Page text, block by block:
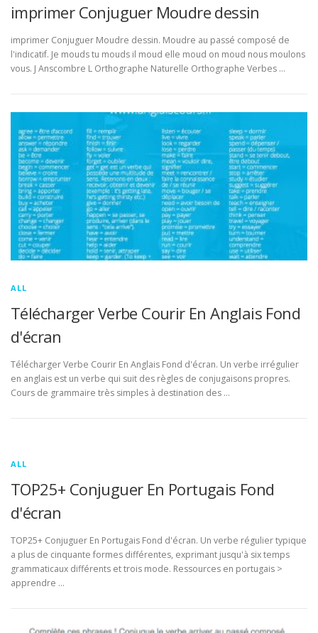
imprimer Conjuguer Moudre dessin
imprimer Conjuguer Moudre dessin. Moudre au passé composé de
l'indicatif. Je mouds tu mouds il moud elle moud on moud nous moulons
vous. J Anscombre L Orthographe Naturelle Orthographe Verbes …
ALL
Télécharger Verbe Courir En Anglais Fond
d'écran
Télécharger Verbe Courir En Anglais Fond d'écran. Un verbe irrégulier
en anglais est un verbe qui suit des règles de conjugaisons propres.
Cours de grammaire très simples à destination des …
ALL
TOP25+ Conjuguer En Portugais Fond
d'écran
TOP25+ Conjuguer En Portugais Fond d'écran. Un verbe régulier typique
a plus de cinquante formes différentes, exprimant jusqu'à six temps
grammaticaux différents et trois mode. Ressources en portugais >
apprendre …